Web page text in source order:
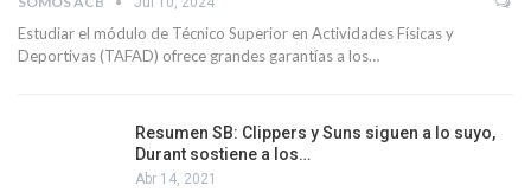
Estudiar el módulo de Técnico Superior en Actividades Físicas y
Deportivas (TAFAD) ofrece grandes garantías a los…
Resumen SB: Clippers y Suns siguen a lo suyo,
Durant sostiene a los…
Abr 14, 2021